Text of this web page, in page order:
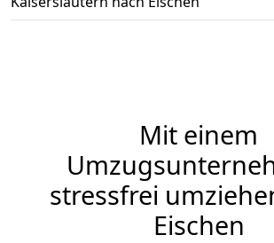
Mit einem
stressfrei
Eischen